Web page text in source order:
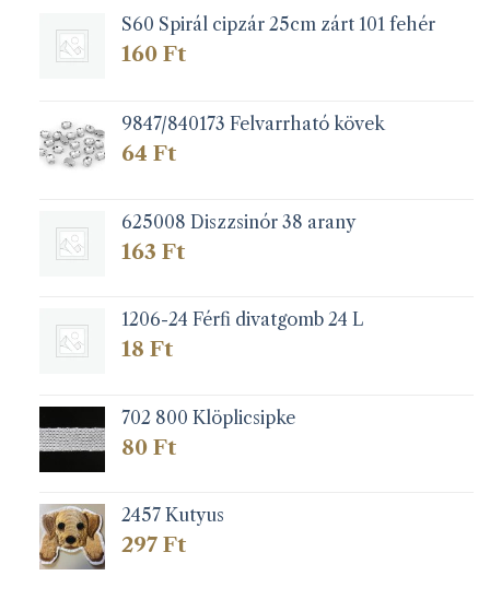
S60 Spirál cipzár 25cm zárt 101 fehér
160 Ft
9847/840173 Felvarrható kövek
64 Ft
625008 Diszzsinór 38 arany
163 Ft
1206-24 Férfi divatgomb 24 L
18 Ft
702 800 Klöplicsipke
80 Ft
2457 Kutyus
297 Ft